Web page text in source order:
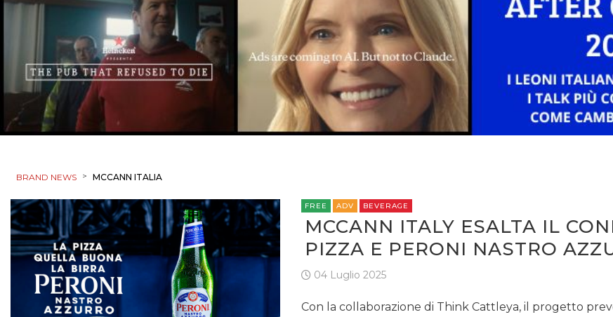
BRAND NEWS > MCCANN ITALIA
FREE ADV BEVERAGE
MCCANN ITALY ESALTA IL
PIZZA E PERONI NASTRO
04 Luglio 2025
Con la collaborazione di Think Cattleya, il progetto